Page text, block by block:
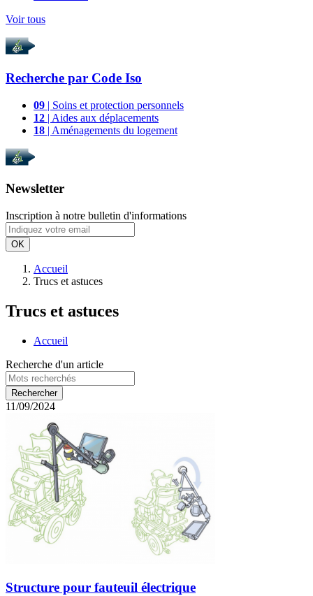
Voir tous
Recherche par Code Iso
09 | Soins et protection personnels
12 | Aides aux déplacements
18 | Aménagements du logement
Newsletter
Inscription à notre bulletin d'informations
OK
Accueil
Trucs et astuces
Trucs et astuces
Accueil
Recherche d'un article
11/09/2024
Structure pour fauteuil électrique